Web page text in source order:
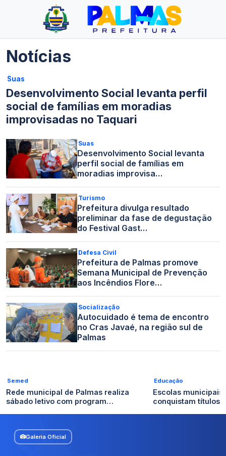
Notícias
Suas
Desenvolvimento Social levanta perfil
social de famílias em moradias
improvisadas no Taquari
Suas
Desenvolvimento Social levanta
perfil social de famílias em
moradias improvisa…
Turismo
Prefeitura divulga resultado
preliminar da fase de degustação
do Festival Gast…
Defesa Civil
Prefeitura de Palmas promove
Semana Municipal de Prevenção
aos Incêndios Flore…
Socialização
Autocuidado é tema de encontro
no Cras Javaé, na região sul de
Palmas
Semed
Rede municipal de Palmas realiza
sábado letivo com program…
Educação
Escolas municipais
conquistam títulos
Galeria Oficial